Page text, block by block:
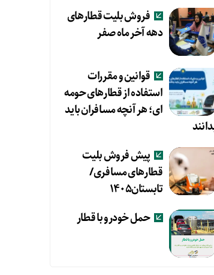
فروش بلیت قطارهای
دهه آخر ماه صفر
قوانین و مقررات
استفاده از قطارهای حومه
ای؛ هر آنچه مسافران باید
پیش فروش بلیت
قطارهای مسافری/
تابستان۱۴۰۵
حمل خودرو با قطار